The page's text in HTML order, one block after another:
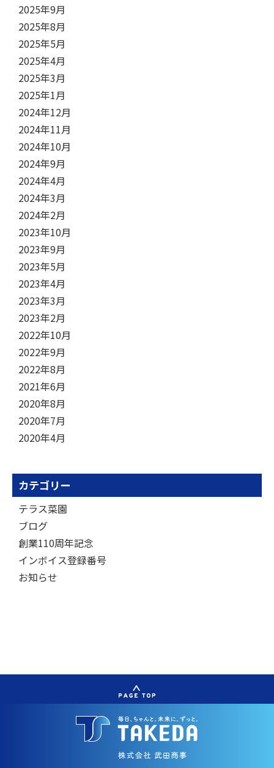
2025年9月
2025年8月
2025年5月
2025年4月
2025年3月
2025年1月
2024年12月
2024年11月
2024年10月
2024年9月
2024年4月
2024年3月
2024年2月
2023年10月
2023年9月
2023年5月
2023年4月
2023年3月
2023年2月
2022年10月
2022年9月
2022年8月
2021年6月
2020年8月
2020年7月
2020年4月
カテゴリー
テラス菜園
ブログ
創業110周年記念
インボイス登録番号
お知らせ